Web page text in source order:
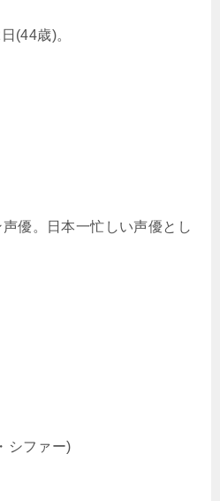
(44歳)。
優。日本一忙しい声優とし
シファー)